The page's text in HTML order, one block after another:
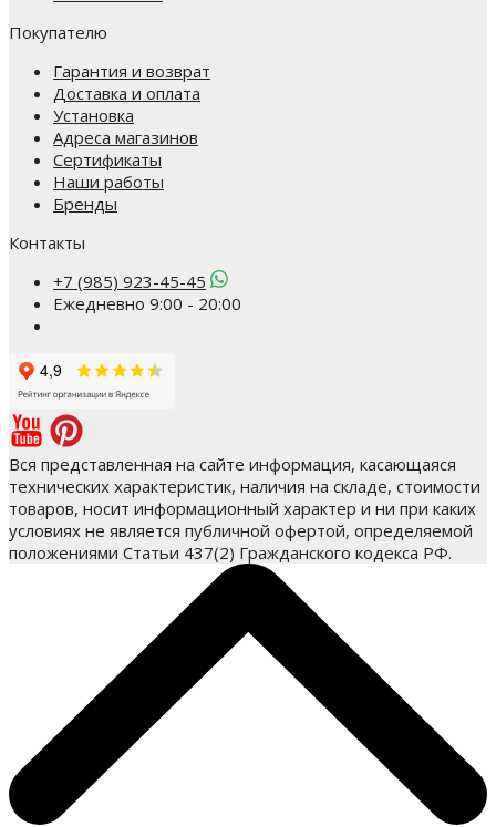
Покупателю
Гарантия и возврат
Доставка и оплата
Установка
Адреса магазинов
Сертификаты
Наши работы
Бренды
Контакты
+7 (985) 923-45-45
Ежедневно 9:00 - 20:00
Вся представленная на сайте информация, касающаяся
технических характеристик, наличия на складе, стоимости
товаров, носит информационный характер и ни при каких
условиях не является публичной офертой, определяемой
положениями Статьи 437(2) Гражданского кодекса РФ.